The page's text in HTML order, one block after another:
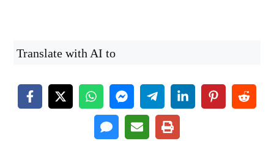
Translate with AI to